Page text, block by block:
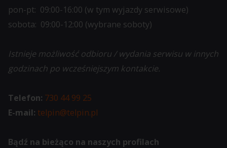
pon-pt: 09:00-16:00 (w tym wyjazdy serwisowe)
sobota: 09:00-12:00 (wybrane soboty)
Istnieje możliwość odbioru / wydania serwisu w innych
godzinach po wcześniejszym kontakcie.
Telefon: 730 44 99 25
E-mail: telpin@telpin.pl
Bądź na bieżąco na naszych profilach